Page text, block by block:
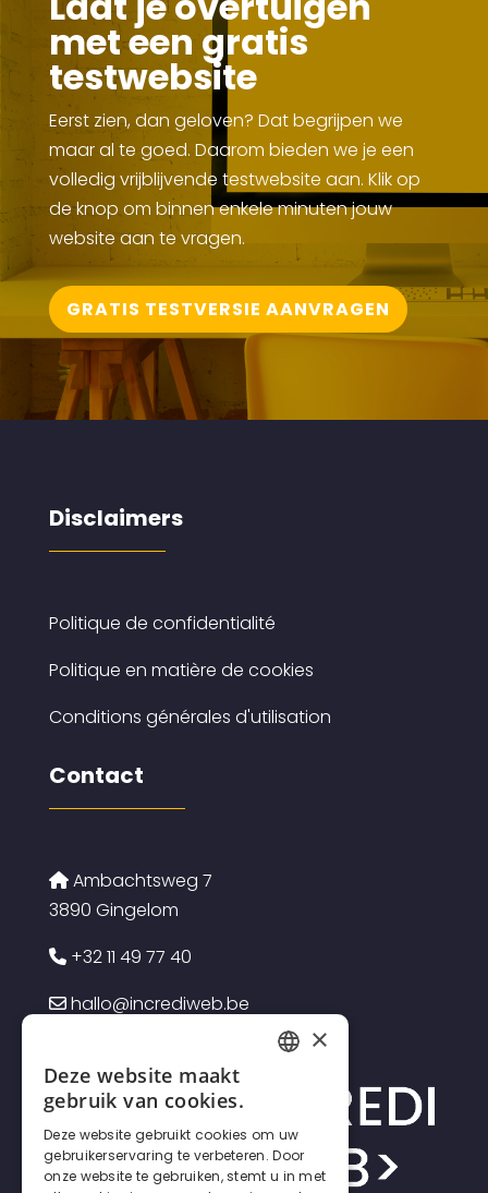
met een gratis
testwebsite
Eerst zien, dan geloven? Dat begrijpen we
maar al te goed. Daarom bieden we je een
volledig vrijblijvende testwebsite aan. Klik op
de knop om binnen enkele minuten jouw
website aan te vragen.
GRATIS TESTVERSIE AANVRAGEN
Disclaimers
Politique de confidentialité
Politique en matière de cookies
Conditions générales d'utilisation
Contact
Ambachtsweg 7
3890 Gingelom
+32 11 49 77 40
hallo@incrediweb.be
DUTCH
ENGLISH
×
Deze website maakt
gebruik van cookies.
Deze website gebruikt cookies om uw
gebruikerservaring te verbeteren. Door
onze website te gebruiken, stemt u in met